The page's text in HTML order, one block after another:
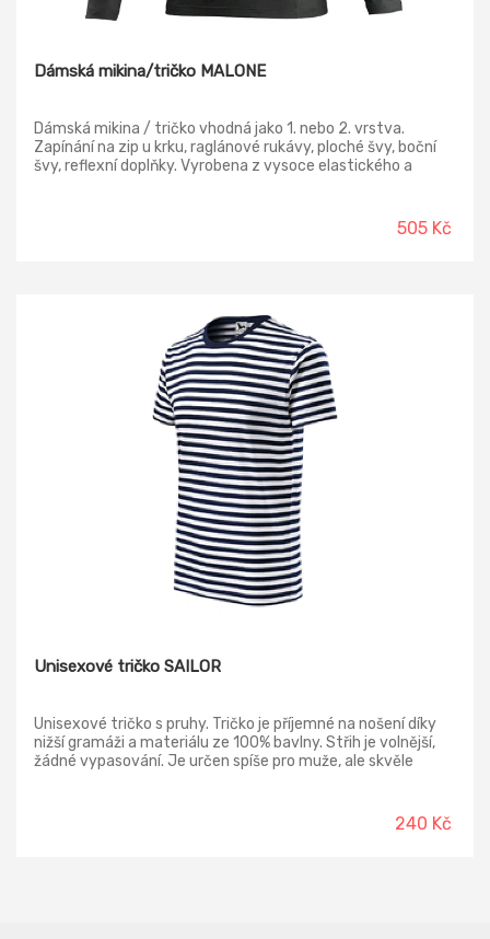
Dámská mikina/tričko MALONE
Dámská mikina / tričko vhodná jako 1. nebo 2. vrstva.
Zapínání na zip u krku, raglánové rukávy, ploché švy, boční
švy, reflexní doplňky. Vyrobena z vysoce elastického a
505 Kč
Unisexové tričko SAILOR
Unisexové tričko s pruhy. Tričko je příjemné na nošení díky
nižší gramáži a materiálu ze 100% bavlny. Střih je volnější,
žádné vypasování. Je určen spíše pro muže, ale skvěle
240 Kč